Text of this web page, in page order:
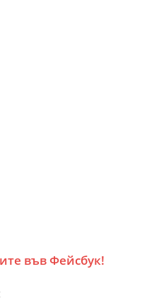
във Фейсбук!